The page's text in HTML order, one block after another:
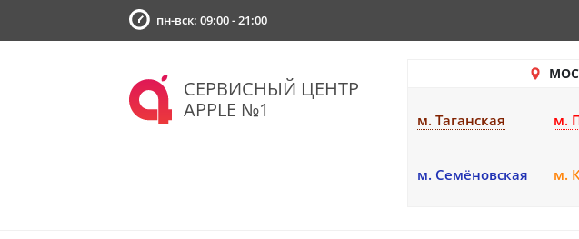
пн-вск: 09:00 - 21:00
СЕРВИСНЫЙ ЦЕНТР
APPLE №1
м. Таганская м.
м. Семёновская м.